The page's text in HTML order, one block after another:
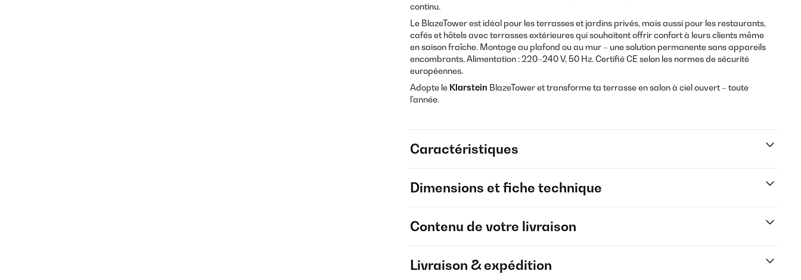
continu.
Le BlazeTower est idéal pour les terrasses et jardins privés, mais aussi pour les restaurants,
cafés et hôtels avec terrasses extérieures qui souhaitent offrir confort à leurs clients même
en saison fraîche. Montage au plafond ou au mur – une solution permanente sans appareils
encombrants. Alimentation : 220–240 V, 50 Hz. Certifié CE selon les normes de sécurité
européennes.
Adopte le Klarstein BlazeTower et transforme ta terrasse en salon à ciel ouvert – toute
l’année.
Caractéristiques
Dimensions et fiche technique
Contenu de votre livraison
Livraison & expédition